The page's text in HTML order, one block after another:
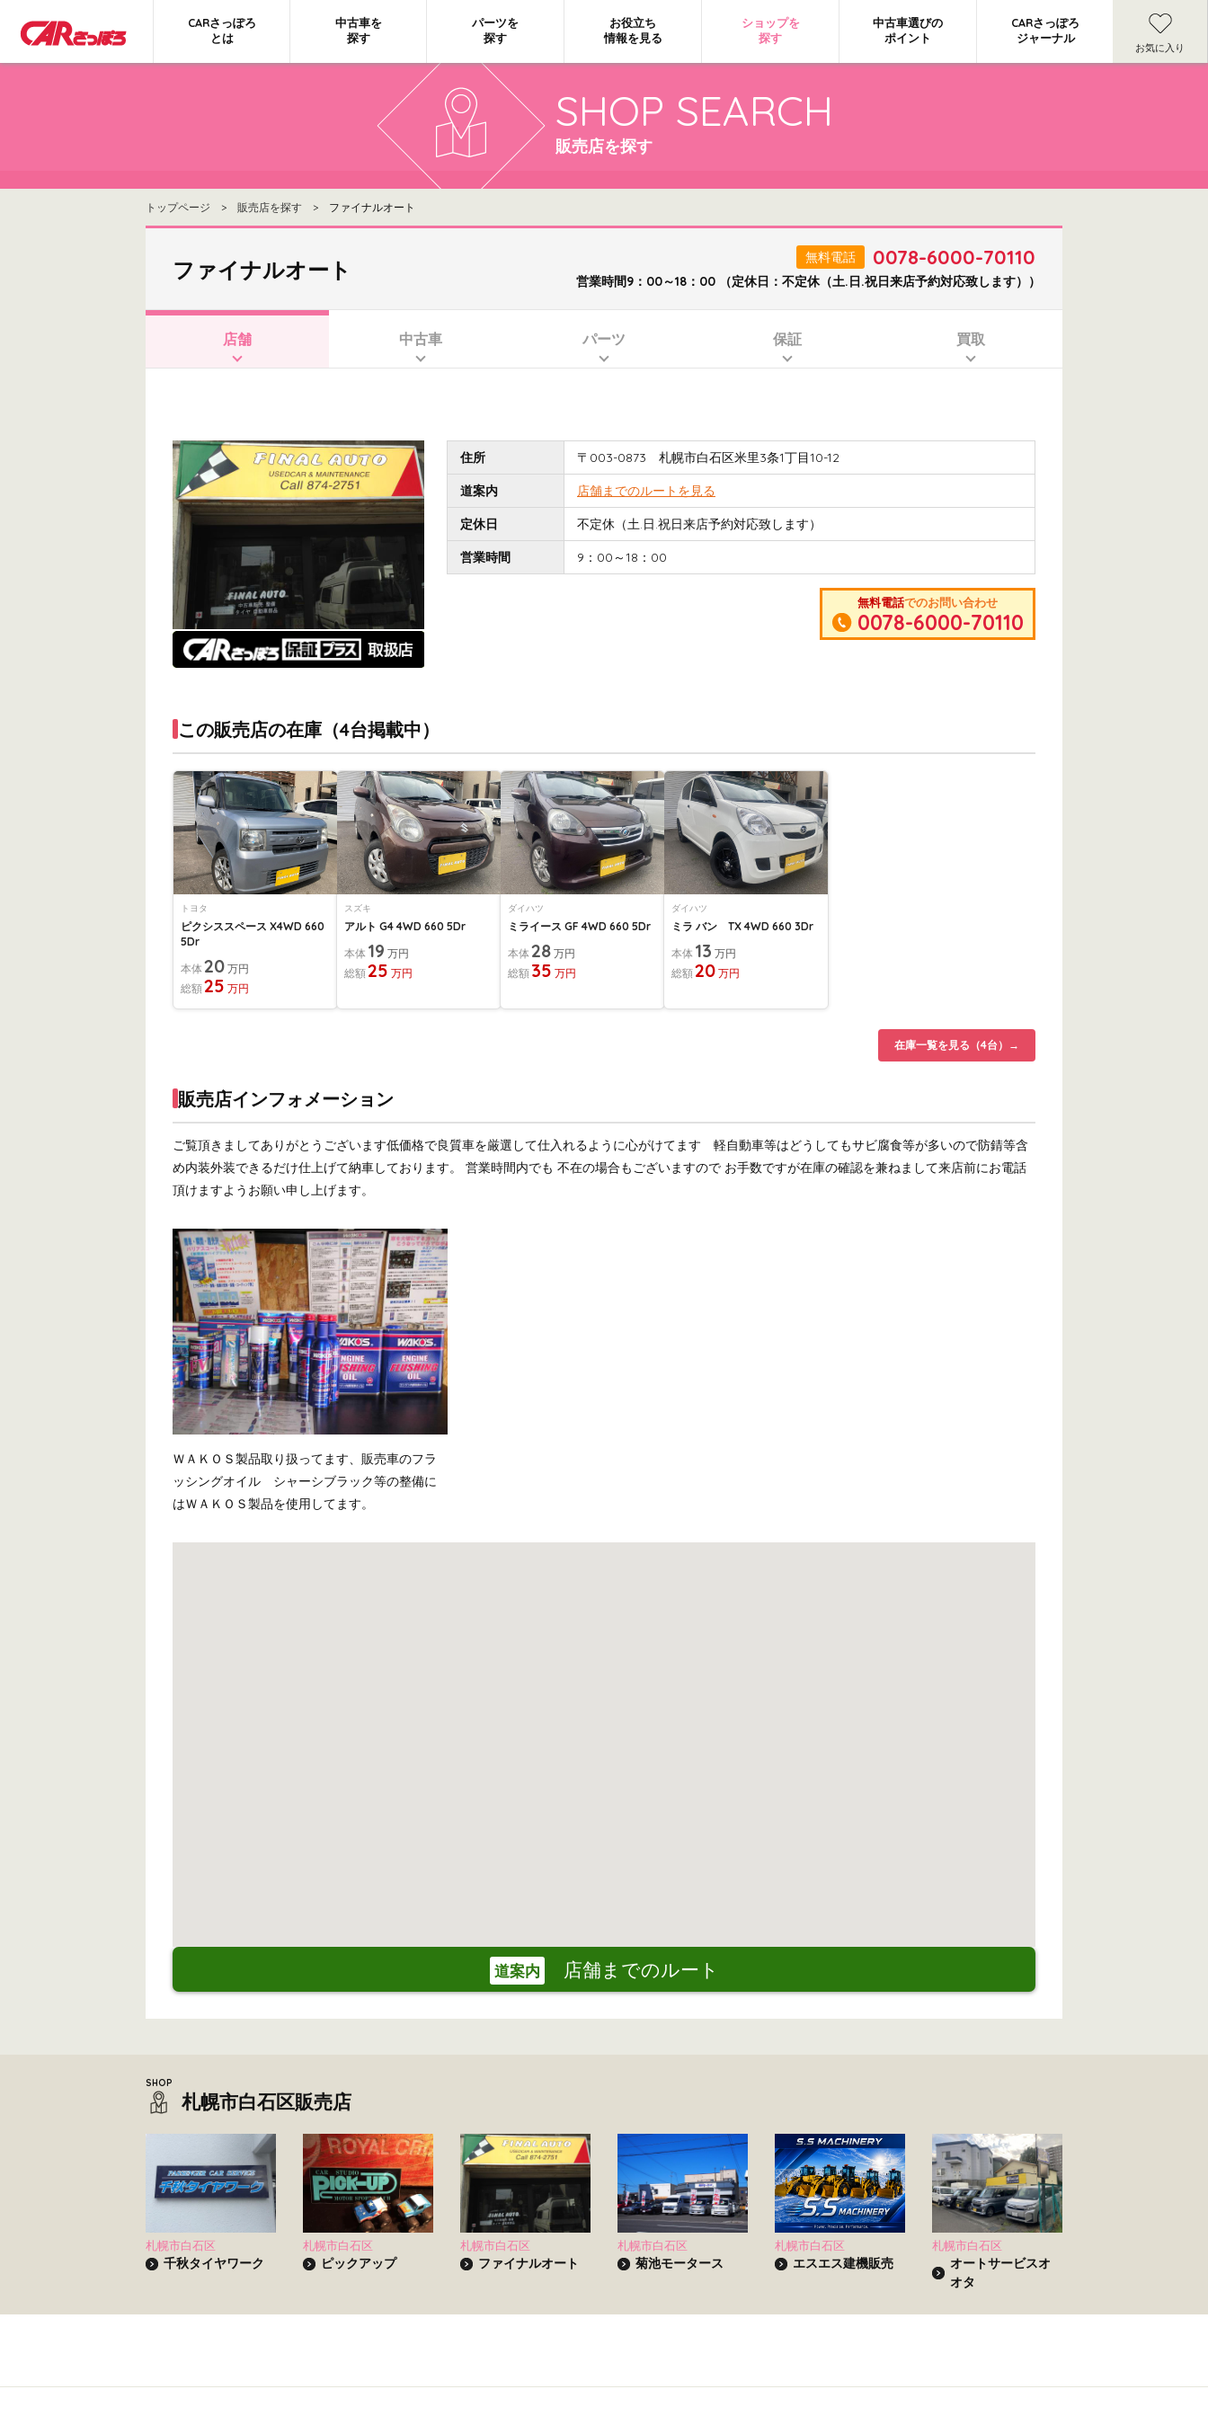
CARさっぽろ
とは
中古車を
探す
パーツを
探す
お役立ち
情報を見る
ショップを
探す
中古車選びの
ポイント
CARさっぽろ
ジャーナル
お気に入り
SHOP SEARCH
販売店を探す
トップページ > 販売店を探す > ファイナルオート
ファイナルオート 無料電話 0078-6000-70110
営業時間9：00～18：00 （定休日：不定休（土.日.祝日来店予約対応致します））
店舗 中古車 パーツ 保証 買取
住所 〒003-0873 札幌市白石区米里3条1丁目10-12
道案内 店舗までのルートを見る
定休日 不定休（土.日.祝日来店予約対応致します）
営業時間 9：00～18：00
無料電話でのお問い合わせ
0078-6000-70110
この販売店の在庫（4台掲載中）
トヨタ
ピクシススペース X4WD 660
5Dr
本体 20 万円
総額25 万円
スズキ
アルト G4 4WD 660 5Dr
本体 19 万円
総額25 万円
ダイハツ
ミライース GF 4WD 660 5Dr
本体 28 万円
総額 35 万円
ダイハツ
ミラ バン TX 4WD 660 3Dr
本体 13 万円
総額20 万円
在庫一覧を見る（4台）→
販売店インフォメーション
ご覧頂きましてありがとうございます低価格で良質車を厳選して仕入れるように心がけてます 軽自動車等はどうしてもサビ腐食等が多いので防錆等含
め内装外装できるだけ仕上げて納車しております。 営業時間内でも 不在の場合もございますので お手数ですが在庫の確認を兼ねまして来店前にお電話
頂けますようお願い申し上げます。
ＷＡＫＯＳ製品取り扱ってます、販売車のフラ
ッシングオイル シャーシブラック等の整備に
はＷＡＫＯＳ製品を使用してます。
道案内 店舗までのルート
札幌市白石区販売店
札幌市白石区
千秋タイヤワーク
札幌市白石区
ピックアップ
札幌市白石区
ファイナルオート
札幌市白石区
菊池モータース
札幌市白石区
エスエス建機販売
札幌市白石区
オートサービスオ
オタ